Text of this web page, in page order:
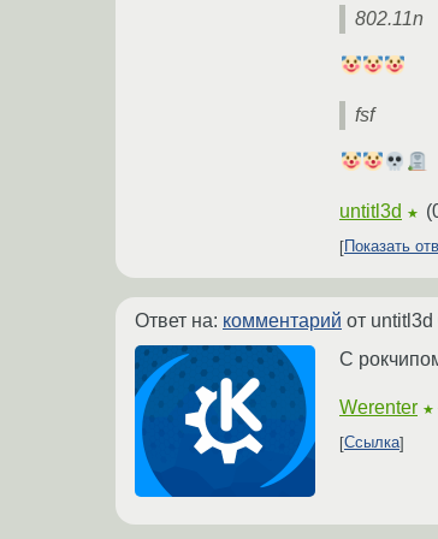
802.11n
fsf
untitl3d ★ (
Показать
Ответ на: комментарий от untitl3d
С
Werenter
Ссылка